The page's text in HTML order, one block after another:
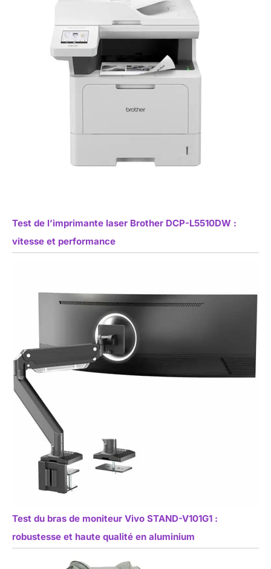
Test de l’imprimante laser Brother DCP-L5510DW :
vitesse et performance
Test du bras de moniteur Vivo STAND-V101G1 :
robustesse et haute qualité en aluminium